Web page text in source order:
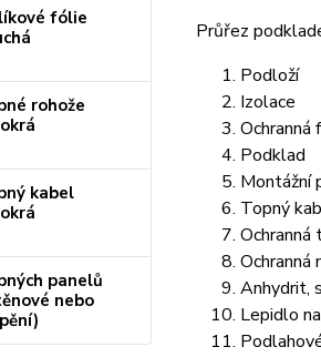
fólie
rohože
kabel
panelů
nebo
Průřez
Podloží
Izolace
Ochranná
Podklad
Montážní
Topný
Ochranná
Anhydrit,
Lepidlo